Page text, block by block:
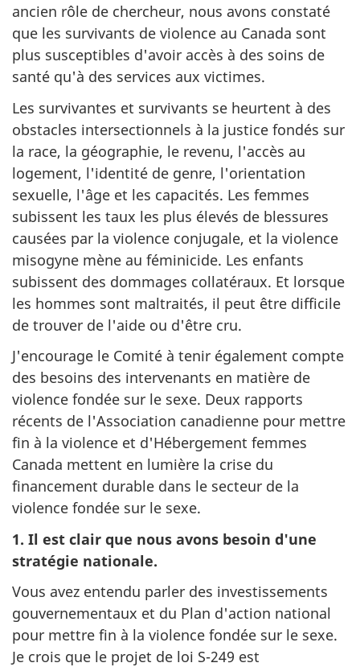
ancien rôle de chercheur, nous avons constaté
que les survivants de violence au Canada sont
plus susceptibles d'avoir accès à des soins de
santé qu'à des services aux victimes.
Les survivantes et survivants se heurtent à des
obstacles intersectionnels à la justice fondés sur
la race, la géographie, le revenu, l'accès au
logement, l'identité de genre, l'orientation
sexuelle, l'âge et les capacités. Les femmes
subissent les taux les plus élevés de blessures
causées par la violence conjugale, et la violence
misogyne mène au féminicide. Les enfants
subissent des dommages collatéraux. Et lorsque
les hommes sont maltraités, il peut être difficile
de trouver de l'aide ou d'être cru.
J'encourage le Comité à tenir également compte
des besoins des intervenants en matière de
violence fondée sur le sexe. Deux rapports
récents de l'Association canadienne pour mettre
fin à la violence et d'Hébergement femmes
Canada mettent en lumière la crise du
financement durable dans le secteur de la
violence fondée sur le sexe.
1. Il est clair que nous avons besoin d'une
stratégie nationale.
Vous avez entendu parler des investissements
gouvernementaux et du Plan d'action national
pour mettre fin à la violence fondée sur le sexe.
Je crois que le projet de loi S-249 est